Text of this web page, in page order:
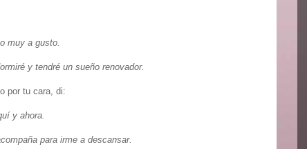
muy a gusto.
y tendré un sueño renovador.
por tu cara, di:
y ahora.
para irme a descansar.